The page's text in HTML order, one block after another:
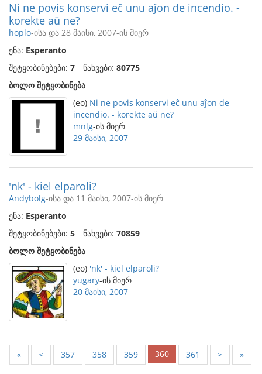
Ni ne povis konservi eĉ unu aĵon de incendio. -
korekte aŭ ne?
hoplo-ისა და 28 მაისი, 2007-ის მიერ
ენა: Esperanto
შეტყობინებები: 7 ნახვები: 80775
ბოლო შეტყობინება
(eo) Ni ne povis konservi eĉ unu aĵon de
incendio. - korekte aŭ ne?
mnlg-ის მიერ
29 მაისი, 2007
'nk' - kiel elparoli?
Andybolg-ისა და 11 მაისი, 2007-ის მიერ
ენა: Esperanto
შეტყობინებები: 5 ნახვები: 70859
ბოლო შეტყობინება
(eo) 'nk' - kiel elparoli?
yugary-ის მიერ
20 მაისი, 2007
« < 357 358 359 360 361 > »